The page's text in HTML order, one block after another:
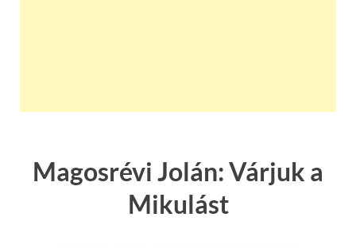
Magosrévi Jolán: Várjuk a
Mikulást